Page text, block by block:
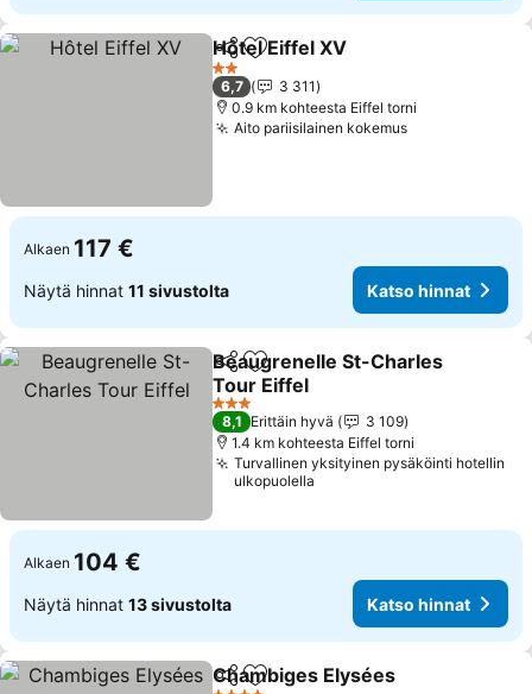
Jaa Lisää suosikkeihin
Hôtel Eiffel XV
2 Tähtiluokitus
6,7
3 311
0.9 km kohteesta Eiffel torni
Aito pariisilainen kokemus
Alkaen 117 €
Näytä hinnat 11 sivustolta Katso hinnat
Jaa Lisää suosikkeihin
Beaugrenelle St-Charles
Tour Eiffel
3 Tähtiluokitus
8,1 Erittäin hyvä
3 109
1.4 km kohteesta Eiffel torni
Turvallinen yksityinen pysäköinti hotellin
ulkopuolella
Alkaen 104 €
Näytä hinnat 13 sivustolta Katso hinnat
Jaa Lisää suosikkeihin
Chambiges Elysées